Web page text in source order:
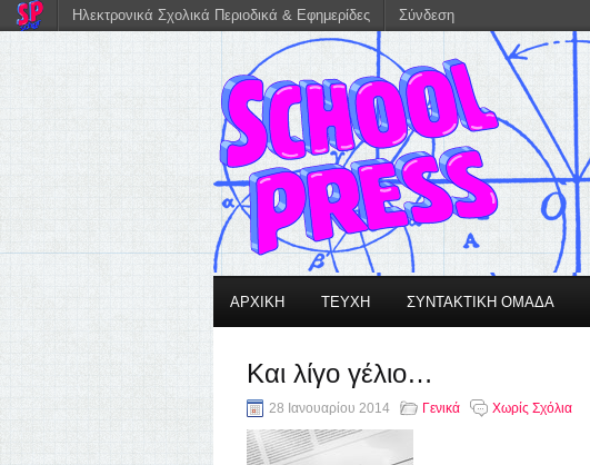
ΑΡΧΙΚΗ ΤΕΥΧΗ ΣΥΝΤΑΚΤΙΚΗ ΟΜΑΔΑ
Και λίγο γέλιο…
28 Ιανουαρίου 2014 Γενικά Χωρίς Σχόλια
Ηλεκτρονικά Σχολικά Περιοδικά & Εφημερίδες Σύνδεση